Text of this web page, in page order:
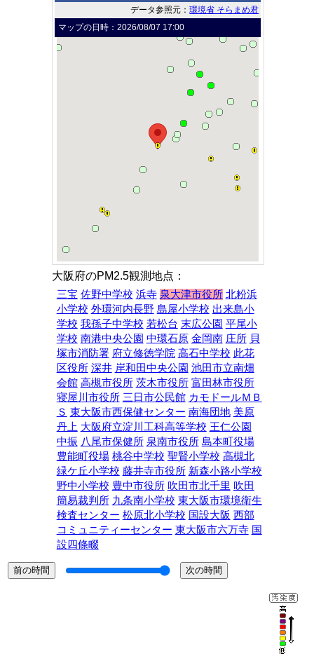
データ参照元：環境省 そらまめ君
マップの日時：2026/08/07 17:00
大阪府のPM2.5観測地点：
三宝 佐野中学校 浜寺 泉大津市役所 北粉浜
小学校 外環河内長野 島屋小学校 出来島小
学校 我孫子中学校 若松台 末広公園 平尾小
学校 南港中央公園 中環石原 金岡南 庄所 貝
塚市消防署 府立修徳学院 高石中学校 此花
区役所 深井 岸和田中央公園 池田市立南畑
会館 高槻市役所 茨木市役所 富田林市役所
寝屋川市役所 三日市公民館 カモドールＭＢ
Ｓ 東大阪市西保健センター 南海団地 美原
丹上 大阪府立淀川工科高等学校 王仁公園
中振 八尾市保健所 泉南市役所 島本町役場
豊能町役場 桃谷中学校 聖賢小学校 高槻北
緑ケ丘小学校 藤井寺市役所 新森小路小学校
野中小学校 豊中市役所 吹田市北千里 吹田
簡易裁判所 九条南小学校 東大阪市環境衛生
検査センター 松原北小学校 国設大阪 西部
コミュニティーセンター 東大阪市六万寺 国
設四條畷